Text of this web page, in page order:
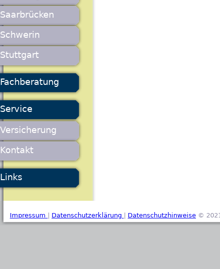
Saarbrücken
Schwerin
Stuttgart
Fachberatung
Service
Versicherung
Kontakt
Links
Impressum Datenschutzerklärung Datenschutzhinweise ©